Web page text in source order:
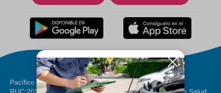
Pacífico Compañía de Seguros y Reaseguros
RUC:20332970411 / Pacífico S.A. Entidad Prestadora de Salud